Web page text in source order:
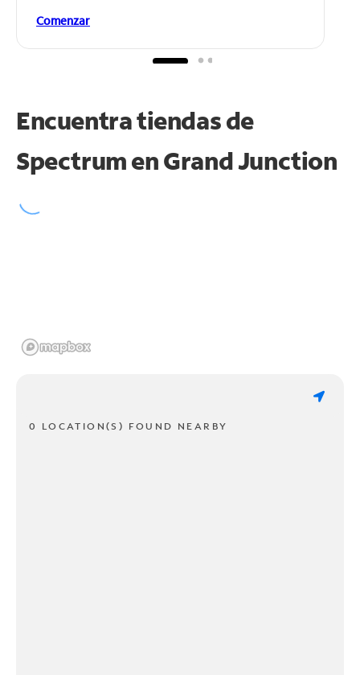
Comenzar
Encuentra tiendas de
Spectrum enGrand Junction
0 LOCATION(S) FOUND NEARBY